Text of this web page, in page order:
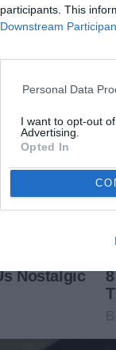
participants. This
Downstream
Personal Data
I want to opt-out
Advertising.
Opted In